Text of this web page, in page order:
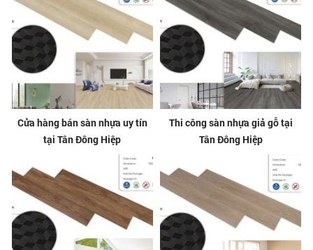
Cửa hàng bán sàn nhựa uy tín
tại Tân Đông Hiệp
Thi công sàn nhựa giả gỗ tại
Tân Đông Hiệp